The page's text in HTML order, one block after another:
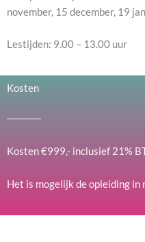
november, 15 december, 19
Lestijden: 9.00 – 13.00 uur
Kosten
Kosten €999,- inclusief 21%
Het is mogelijk de opleiding